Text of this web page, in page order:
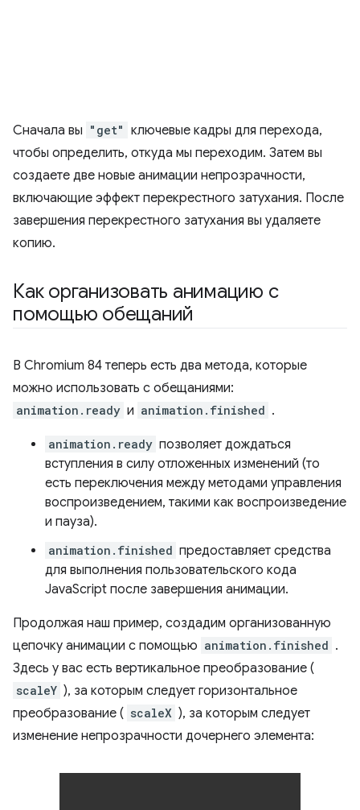
Сначала вы "get" ключевые кадры для перехода,
чтобы определить, откуда мы переходим. Затем вы
создаете две новые анимации непрозрачности,
включающие эффект перекрестного затухания. После
завершения перекрестного затухания вы удаляете
копию.
Как организовать анимацию с
помощью обещаний
В Chromium 84 теперь есть два метода, которые
можно использовать с обещаниями:
animation.ready и animation.finished .
animation.ready позволяет дождаться
вступления в силу отложенных изменений (то
есть переключения между методами управления
воспроизведением, такими как воспроизведение
и пауза).
animation.finished предоставляет средства
для выполнения пользовательского кода
JavaScript после завершения анимации.
Продолжая наш пример, создадим организованную
цепочку анимации с помощью animation.finished .
Здесь у вас есть вертикальное преобразование (
scaleY ), за которым следует горизонтальное
преобразование ( scaleX ), за которым следует
изменение непрозрачности дочернего элемента: